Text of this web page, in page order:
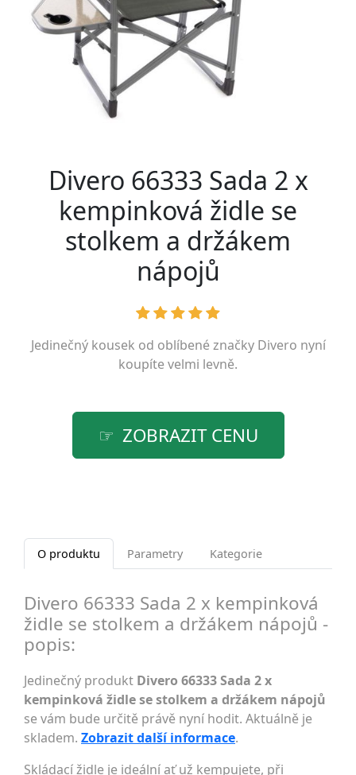
Divero 66333 Sada 2 x
kempinková židle se
stolkem a držákem
nápojů
Jedinečný kousek od oblíbené značky Divero nyní
koupíte velmi levně.
ZOBRAZIT CENU
O produktu Parametry Kategorie
Divero 66333 Sada 2 x kempinková
židle se stolkem a držákem nápojů -
popis:
Jedinečný produkt Divero 66333 Sada 2 x
kempinková židle se stolkem a držákem nápojů
se vám bude určitě právě nyní hodit. Aktuálně je
skladem. Zobrazit další informace.
Skládací židle je ideální ať už kempujete, při